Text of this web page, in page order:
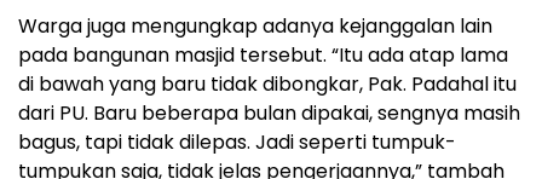
Warga juga mengungkap adanya kejanggalan lain
pada bangunan masjid tersebut. “Itu ada atap lama
di bawah yang baru tidak dibongkar, Pak. Padahal itu
dari PU. Baru beberapa bulan dipakai, sengnya masih
bagus, tapi tidak dilepas. Jadi seperti tumpuk-
tumpukan saja, tidak jelas pengerjaannya,” tambah